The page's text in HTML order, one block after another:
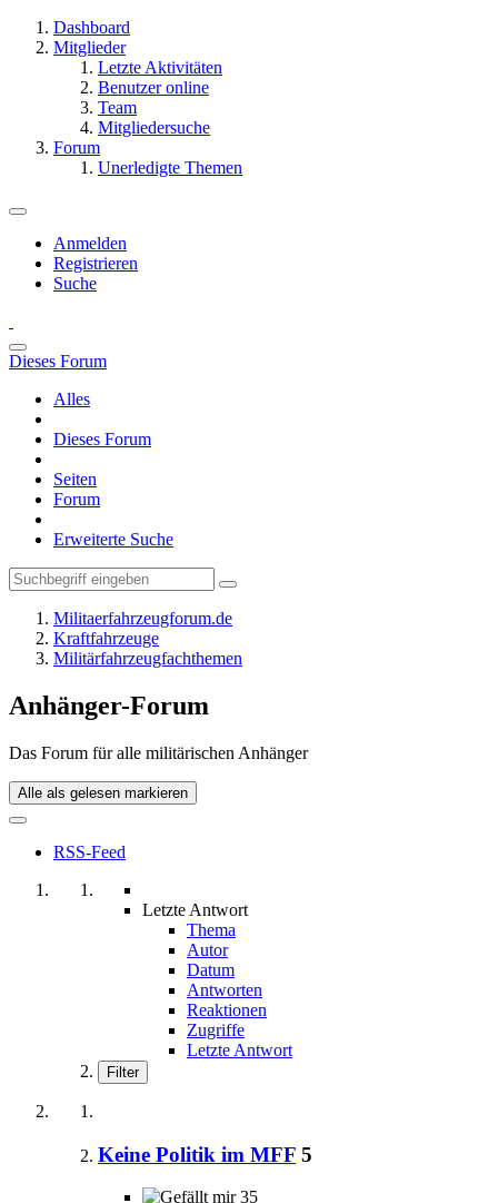
Dashboard
Mitglieder
Letzte Aktivitäten
Benutzer online
Team
Mitgliedersuche
Forum
Unerledigte Themen
Anmelden
Registrieren
Suche
Dieses Forum
Alles
Dieses Forum
Seiten
Forum
Erweiterte Suche
Militaerfahrzeugforum.de
Kraftfahrzeuge
Militärfahrzeugfachthemen
Anhänger-Forum
Das Forum für alle militärischen Anhänger
Alle als gelesen markieren
RSS-Feed
Letzte Antwort
Thema
Autor
Datum
Antworten
Reaktionen
Zugriffe
Letzte Antwort
Filter
Keine Politik im MFF 5
35